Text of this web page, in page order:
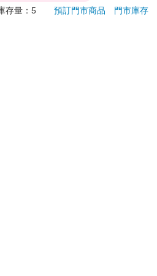
期，退回商品須為全新狀態**
19條及行政院消費者保護處公告之
存量：5 預訂門市商品
門市庫存